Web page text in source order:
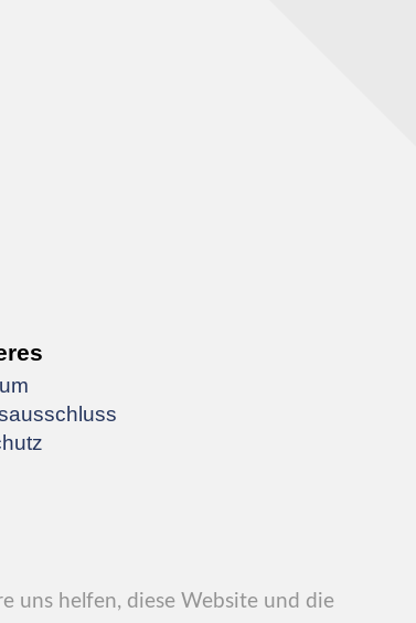
uns helfen, diese Website und die